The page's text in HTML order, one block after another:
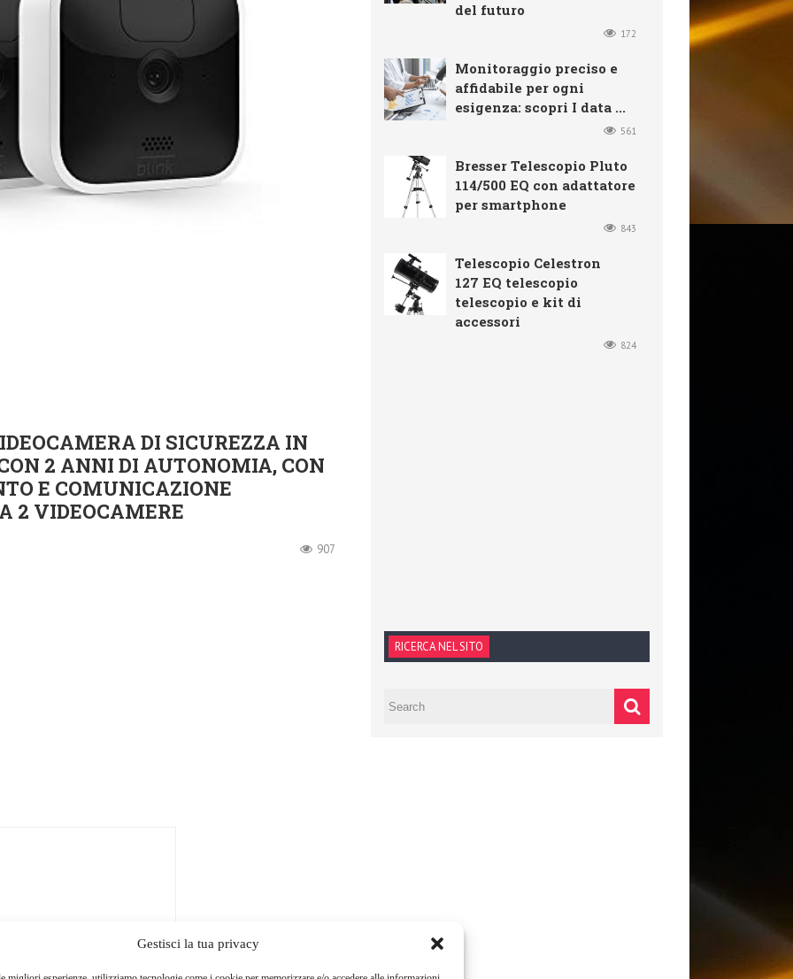
Gestisci la tua privacy
DI SICUREZZA IN
2 ANNI DI AUTONOMIA, CON
E COMUNICAZIONE
2 VIDEOCAMERE
907
del futuro
172
Monitoraggio preciso e
affidabile per ogni
esigenza: scopri I data ...
561
Bresser Telescopio Pluto
114/500 EQ con adattatore
per smartphone
843
Telescopio Celestron
127 EQ telescopio
telescopio e kit di
accessori
824
RICERCA NEL SITO